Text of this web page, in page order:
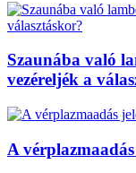
Szaunába való
vezéreljék a
A vérplazmaadás